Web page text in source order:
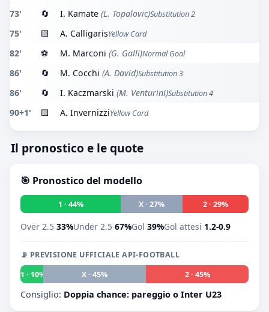
73' 🔄 I. Kamate (L. Topalovic)Substitution 2
75' 🟨 A. CalligarisYellow Card
82' ⚽ M. Marconi (G. Galli)Normal Goal
86' 🔄 M. Cocchi (A. David)Substitution 3
86' 🔄 I. Kaczmarski (M. Venturini)Substitution 4
90+1' 🟨 A. InvernizziYellow Card
Il pronostico e le quote
🎯 Pronostico del modello
1 · 44% X · 27% 2 · 29%
Over 2.5 33%Under 2.5 67%Gol 39%Gol attesi 1.2-0.9
📡 PREVISIONE UFFICIALE API-FOOTBALL
1 · 10%
X · 45% 2 · 45%
Consiglio: Doppia chance: pareggio o Inter U23